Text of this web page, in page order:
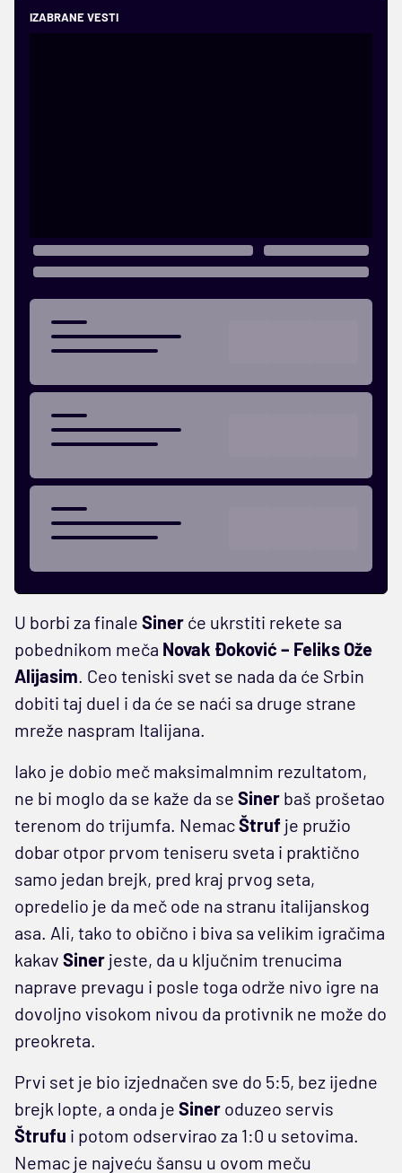
IZABRANE VESTI
U borbi za finale Siner će ukrstiti rekete sa
pobednikom meča Novak Đoković – Feliks Ože
Alijasim. Ceo teniski svet se nada da će Srbin
dobiti taj duel i da će se naći sa druge strane
mreže naspram Italijana.
Iako je dobio meč maksimalmnim rezultatom,
ne bi moglo da se kaže da se Siner baš prošetao
terenom do trijumfa. NemacŠtruf je pružio
dobar otpor prvom teniseru sveta i praktično
samo jedan brejk, pred kraj prvog seta,
opredelio je da meč ode na stranu italijanskog
asa. Ali, tako to obično i biva sa velikim igračima
kakav Siner jeste, da u ključnim trenucima
naprave prevagu i posle toga održe nivo igre na
dovoljno visokom nivou da protivnik ne može do
preokreta.
Prvi set je bio izjednačen sve do 5:5, bez ijedne
brejk lopte, a onda je Siner oduzeo servis
Štrufu i potom odservirao za 1:0 u setovima.
Nemac je najveću šansu u ovom meču